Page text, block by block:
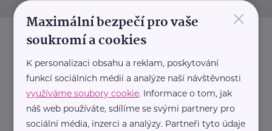
×
Maximální bezpečí pro vaše
soukromí a cookies
K personalizaci obsahu a reklam, poskytování
funkcí sociálních médií a analýze naší návštěvnosti
využíváme soubory cookie. Informace o tom, jak
náš web používáte, sdílíme se svými partnery pro
sociální média, inzerci a analýzy. Partneři tyto údaje